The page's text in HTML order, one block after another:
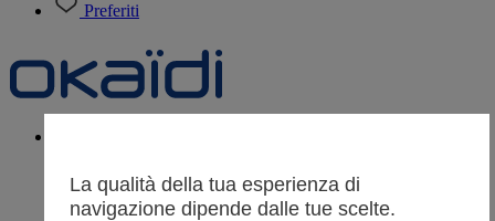
Preferiti
La qualità della tua esperienza di
navigazione dipende dalle tue scelte.